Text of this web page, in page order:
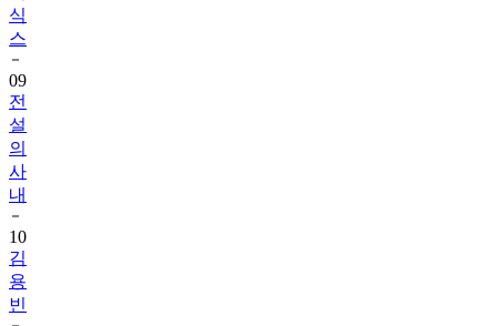
식
스
09
전
설
의
사
내
10
김
용
빈